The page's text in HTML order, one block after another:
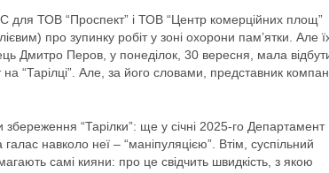
для ТОВ “Проспект” і ТОВ “Центр комерційних площ”
про зупинку робіт у зоні охорони пам’ятки. Але
Дмитро Перов, у понеділок, 30 вересня, мала
“Тарілці”. Але, за його словами, представник
“Тарілки”: ще у січні 2025-го Департамент
навколо неї – “маніпуляцією”. Втім, суспільний
самі кияни: про це свідчить швидкість, з якою